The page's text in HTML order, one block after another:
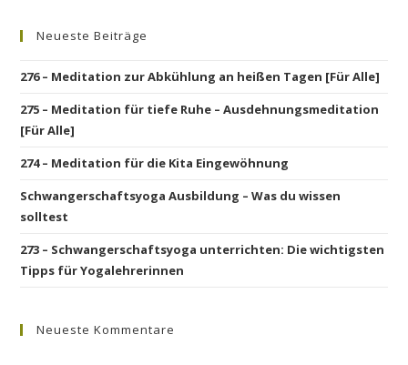
Neueste Beiträge
276 – Meditation zur Abkühlung an heißen Tagen [Für Alle]
275 – Meditation für tiefe Ruhe – Ausdehnungsmeditation
[Für Alle]
274 – Meditation für die Kita Eingewöhnung
Schwangerschaftsyoga Ausbildung – Was du wissen
solltest
273 – Schwangerschaftsyoga unterrichten: Die wichtigsten
Tipps für Yogalehrerinnen
Neueste Kommentare